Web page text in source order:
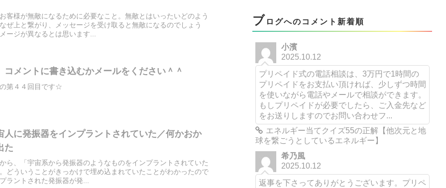
客様が無敵になるために必要なこと。無敵とはいったいどのよう
ぜ上と繋がり、メッセージを受け取ると無敵になるのでしょう
ージが異なるとは思います...
メントに書き込むかメールをください＾＾
第４４回目です☆
に発振器をインプラントされていた／何かおか
た
ら、「宇宙系から発振器のようなものをインプラントされていた
どういうことがきっかけで埋め込まれていたことがわかったので
ラントされた発振器が発...
ブ ログへのコメント新着順
小濱
2025.10.12
プリペイド式の電話相談は、3万円で1時間の
プリペイドをお支払い頂ければ、少しずつ時間
を使いながら電話やメールで相談ができます。
もしプリペイドが必要でしたら、ご入金先など
をお送りしますのでお問い合わせフ...
エネルギー当てクイズ55の正解【他次元と地
球を繋ごうとしているエネルギー】
希乃風
2025.10.12
返事を下さってありがとうございます。プリペ